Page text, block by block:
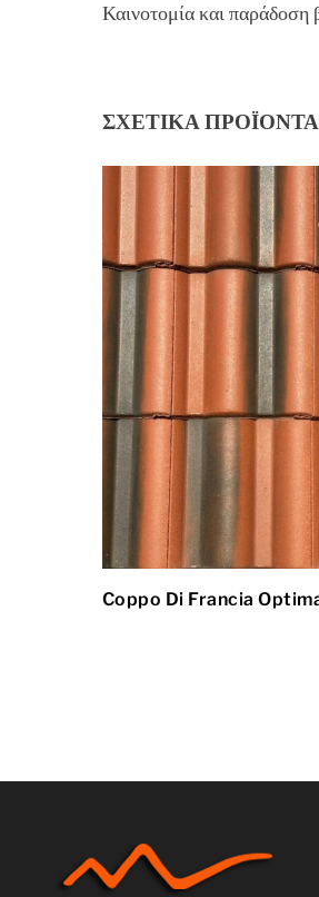
Καινοτομία και
ΣΧΕΤΙΚΆ ΠΡΟΪΌΝΤΑ
Coppo Di Francia